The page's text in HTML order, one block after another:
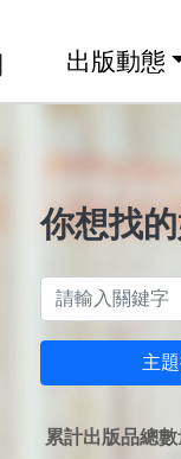
出版動態
你想找
主
累計出版品總